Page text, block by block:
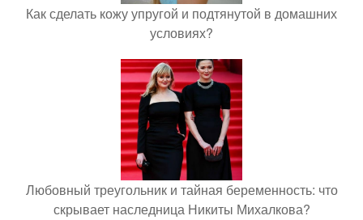
Как сделать кожу упругой и подтянутой в домашних
условиях?
Любовный треугольник и тайная беременность: что
скрывает наследница Никиты Михалкова?